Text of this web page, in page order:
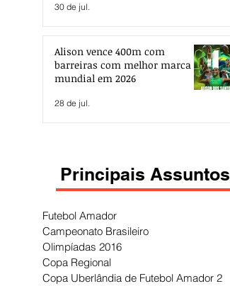
30 de jul.
Alison vence 400m com
barreiras com melhor marca
mundial em 2026
28 de jul.
Principais Assuntos
Futebol Amador
Campeonato Brasileiro
Olimpíadas 2016
Copa Regional
Copa Uberlândia de Futebol Amador 2